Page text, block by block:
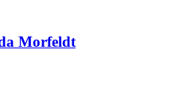
Morfeldt